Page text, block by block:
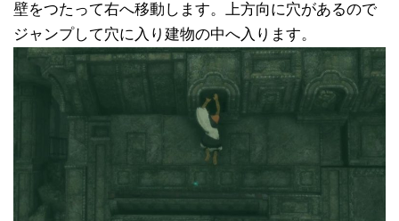
壁をつたって右へ移動します。上方向に穴があるので
ジャンプして穴に入り建物の中へ入ります。